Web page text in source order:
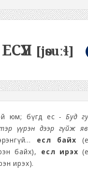
ЕСҮҮЛ [jөsuːɬ]
юм; бүгд ес- Буд
үүрэн дээр гүйж
есүүл байх
байх), есүүл ирэх
ирэх).